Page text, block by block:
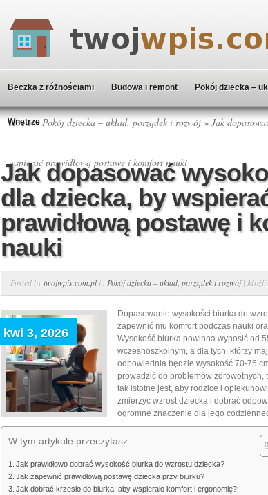
Beczka z różnościami Budowa i remont Pokój dziecka –
Wnętrze
Home»Pokój dziecka – układ, porządek i rozwój » Jak
wspierać prawidłową postawę i komfort nauki
Jak dopasować
dla dziecka, by
prawidłową postawę i
nauki
Posted bytwojwpis.com.plin Pokój dziecka – układ, porządek i rozwój|
kwi 3, 2026
Dopasowanie wysokości biurka do
zapewnić mu komfort podczas nauki
Wysokość biurka powinna wynosić od
wczesnoszkolnym, a dla tych, którzy
odpowiednia będzie wysokość 70-75
prowadzić do problemów zdrowotnych,
tak istotne jest, aby rodzice i
zmierzyć wzrost dziecka i dobrać
ogromne znaczenie dla jego
W tym artykule przeczytasz
Jak prawidłowo dobrać wysokość biurka do wzrostu dziecka?
Jak zapewnić prawidłową postawę dziecka przy biurku?
Jak dobrać krzesło do biurka, aby wspierało komfort i ergonomię?